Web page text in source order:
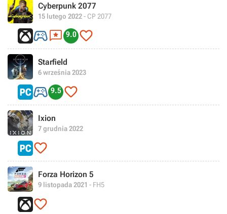
Cyberpunk 2077
15 lutego 2022- CP 2077
 9.0 
Starfield
6 września 2023
 9.5 
Ixion
7 grudnia 2022

Forza Horizon 5
9 listopada 2021 - FH5
